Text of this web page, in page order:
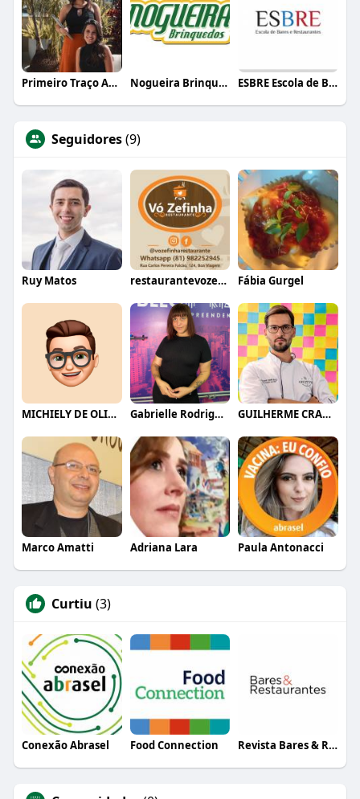
Primeiro Traço Arquitetura Nogueira Brinquedos ESBRE Escola de Bares e Restaurantes
Seguidores(9)
Ruy Matos restaurantevozefinha Fábia Gurgel
MICHIELY DE OLIVEIRA Gabrielle Rodrigues GUILHERME CRAMER BALLE
Marco Amatti Adriana Lara Paula Antonacci
Curtiu (3)
Conexão Abrasel Food Connection Revista Bares & Restaurantes